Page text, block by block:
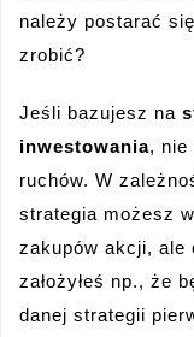
należy postarać
zrobić?
Jeśli bazujesz na
inwestowania, nie
ruchów. W
strategia możesz
zakupów akcji, ale
założyłeś np., że
danej strategii